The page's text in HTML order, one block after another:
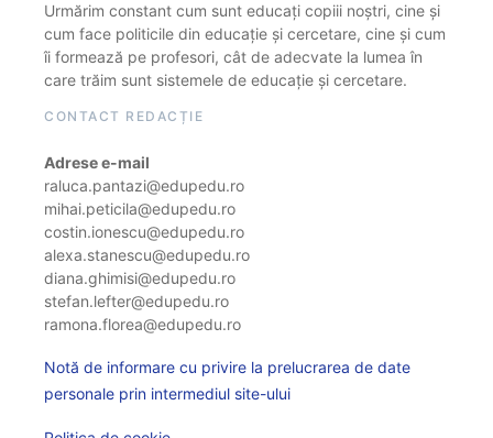
Urmărim constant cum sunt educați copiii noștri, cine și
cum face politicile din educație și cercetare, cine și cum
îi formează pe profesori, cât de adecvate la lumea în
care trăim sunt sistemele de educație și cercetare.
CONTACT REDACȚIE
Adrese e-mail
raluca.pantazi@edupedu.ro
mihai.peticila@edupedu.ro
costin.ionescu@edupedu.ro
alexa.stanescu@edupedu.ro
diana.ghimisi@edupedu.ro
stefan.lefter@edupedu.ro
ramona.florea@edupedu.ro
Notă de informare cu privire la prelucrarea de date
personale prin intermediul site-ului